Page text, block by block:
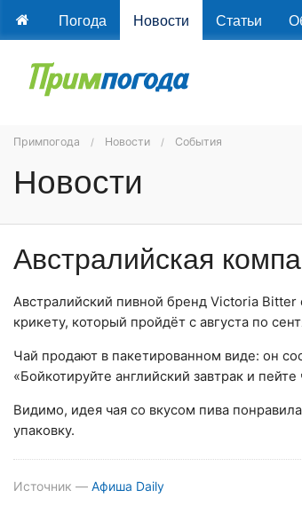
Погода Новости Статьи
Примпогода Новости События
Новости
Австралийская
Австралийский пивной бренд Victoria Bitter
крикету, который пройдёт с августа по
Чай продают в пакетированном виде: он
«Бойкотируйте английский завтрак и
Видимо, идея чая со вкусом пива
упаковку.
Источник — Афиша Daily